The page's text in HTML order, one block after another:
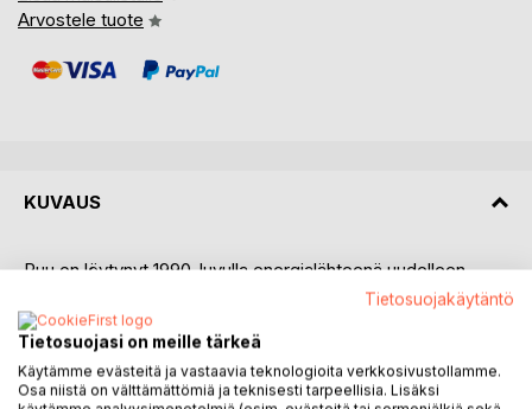
Arvostele tuote
KUVAUS
Puu on löytynyt 1990-luvulla energialähteenä uudelleen.
Suomi on Euroopassa bioenergian johtomaa. Saamme
vuosikymmenen lopulla viidenneksen energiastamme
puusta.
Ympäristökysymysten takia puun merkitys energialähteenä
Tietosuojakäytäntö
Tietosuojasi on meille tärkeä
Käytämme evästeitä ja vastaavia teknologioita verkkosivustollamme.
Osa niistä on välttämättömiä ja teknisesti tarpeellisia. Lisäksi